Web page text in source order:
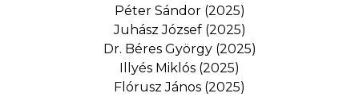
Péter Sándor (2025)
Juhász József (2025)
Dr. Béres György (2025)
Illyés Miklós (2025)
Flórusz János (2025)